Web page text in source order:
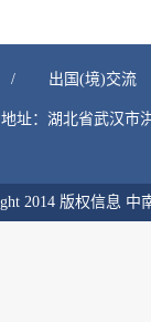
/ 出国(境)交流
地址：湖北省武汉市
2014 版权信息 中